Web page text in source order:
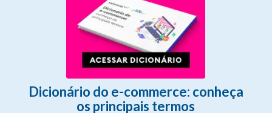
Dicionário do e-commerce: conheça
os principais termos